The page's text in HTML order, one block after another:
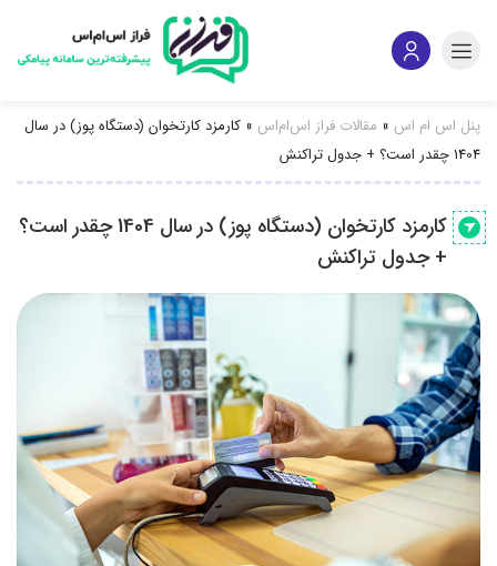
پنل اس ام اس » مقالات فراز اس‌ام‌اس » کارمزد کارتخوان (دستگاه پوز) در سال
1404 چقدر است؟ + جدول تراکنش
کارمزد کارتخوان (دستگاه پوز) در سال 1404 چقدر است؟
+ جدول تراکنش